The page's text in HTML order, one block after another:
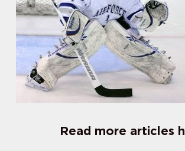
Read more articles